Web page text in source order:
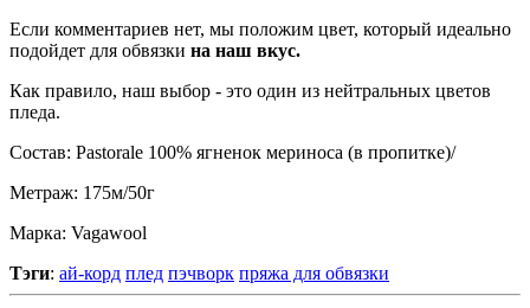
Если комментариев нет, мы положим цвет, который идеально
подойдет для обвязки на наш вкус.
Как правило, наш выбор - это один из нейтральных цветов
пледа.
Состав: Pastorale 100% ягненок мериноса (в пропитке)/
Метраж: 175м/50г
Марка: Vagawool
Тэги: ай-корд плед пэчворк пряжа для обвязки